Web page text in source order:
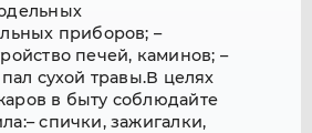
приборов; –
печей, каминов; –
сухой травы.В целях
в быту соблюдайте
спички, зажигалки,